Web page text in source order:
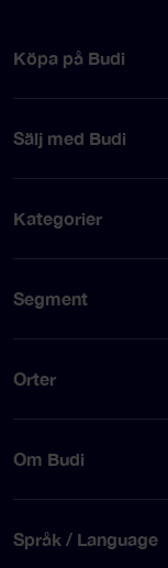
Köpa på Budi
Sälj med Budi
Kategorier
Segment
Orter
Om Budi
Språk / Language